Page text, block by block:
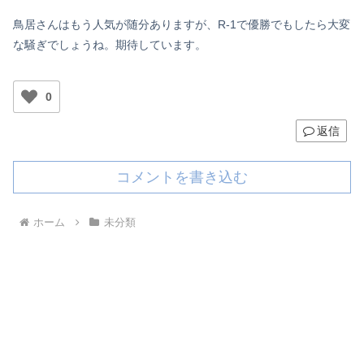
鳥居さんはもう人気が随分ありますが、R-1で優勝でもしたら大変
な騒ぎでしょうね。期待しています。
0
返信
コメントを書き込む
ホーム 未分類